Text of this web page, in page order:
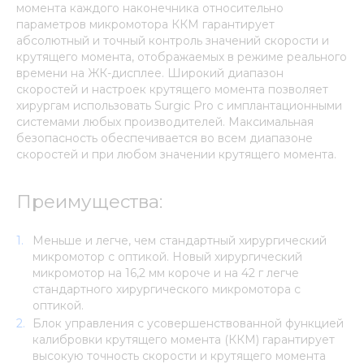
момента каждого наконечника относительно
параметров микромотора ККМ гарантирует
абсолютный и точный контроль значений скорости и
крутящего момента, отображаемых в режиме реального
времени на ЖК-дисплее. Широкий диапазон
скоростей и настроек крутящего момента позволяет
хирургам использовать Surgic Pro с имплантационными
системами любых производителей. Максимальная
безопасность обеспечивается во всем диапазоне
скоростей и при любом значении крутящего момента.
Преимущества:
Меньше и легче, чем стандартный хирургический
микромотор с оптикой. Новый хирургический
микромотор на 16,2 мм короче и на 42 г легче
стандартного хирургического микромотора с
оптикой.
Блок управления с усовершенствованной функцией
калибровки крутящего момента (ККМ) гарантирует
высокую точность скорости и крутящего момента